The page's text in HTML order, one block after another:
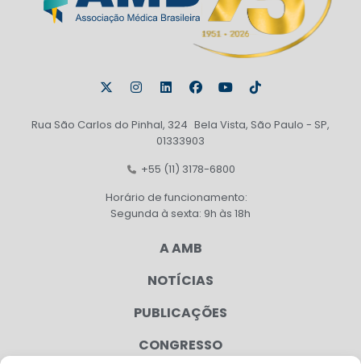
Rua São Carlos do Pinhal, 324 Bela Vista, São Paulo - SP,
01333903
+55 (11) 3178-6800
Horário de funcionamento:
Segunda à sexta: 9h às 18h
A AMB
NOTÍCIAS
PUBLICAÇÕES
CONGRESSO